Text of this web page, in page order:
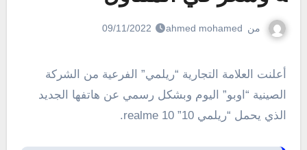
من ahmed mohamed
09/11/2022
الصينية “اوبو” اليوم وبشكل رسمي عن هاتفها الجديد
الذي يحمل “ريلمي 10” realme 10.